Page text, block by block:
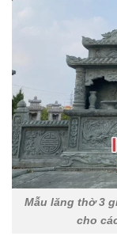
Mẫu lăng thờ 3
cho